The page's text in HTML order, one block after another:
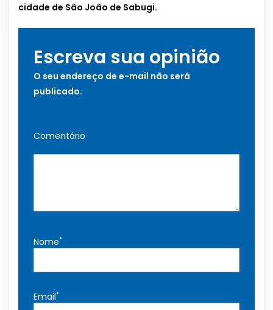
cidade de São João de Sabugi.
Escreva sua opinião
O seu endereço de e-mail não será
publicado.
Comentário
Nome*
Email*